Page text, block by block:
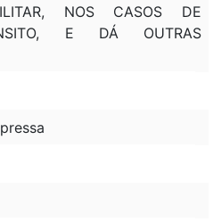
NOS CASOS DE
E DÁ OUTRAS